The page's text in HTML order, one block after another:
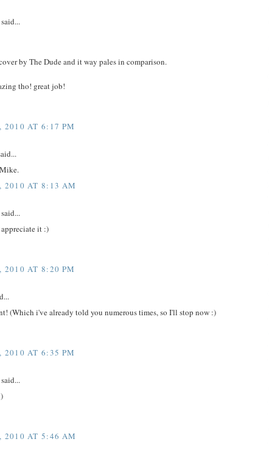
said...
by The Dude and it way pales in comparison.
tho! great job!
2010 AT 6:17 PM
2010 AT 8:13 AM
said...
it :)
2010 AT 8:20 PM
(Which i've already told you numerous times, so I'll stop now :)
2010 AT 6:35 PM
said...
2010 AT 5:46 AM